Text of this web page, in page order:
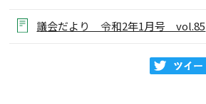
議会だより 令和2年1月号 vol.85